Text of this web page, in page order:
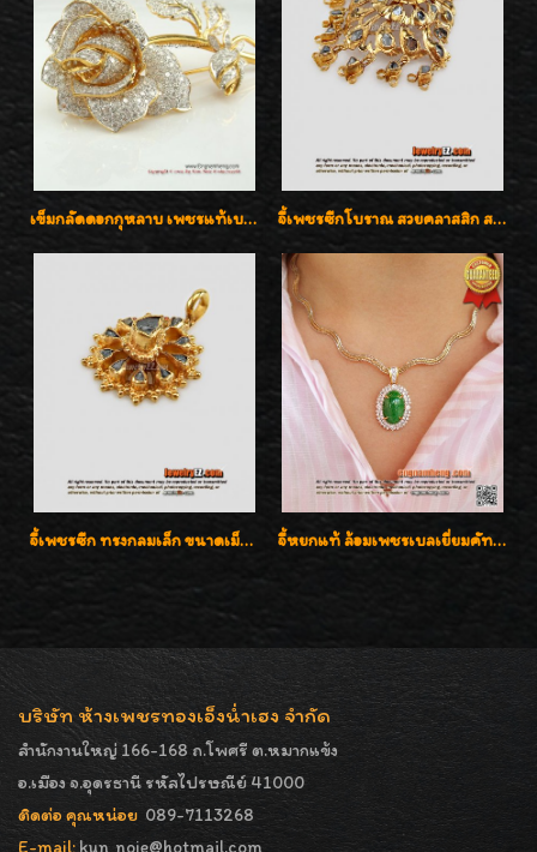
เข็มกลัดดอกกุหลาบ เพชรแท้เบลเยี่ยมคัต งานปราณีตค่ะ จี้เพชรซีกโบราณ สวยคลาสสิก สภาพสมบูรณ์สุดๆค่ะ
จี้เพชรซีก ทรงกลมเล็ก ขนาดเม็ดกระดุม สวยๆ จี้หยกแท้ ล้อมเพชรเบลเยี่ยมคัท ราคาพิเศษไม่แพงค่ะ
บริษัท ห้างเพชรทองเอ็งน่ำเฮง จำกัด
สำนักงานใหญ่ 166-168 ถ.โพศรี ต.หมากแข้ง
อ.เมือง จ.อุดรธานี รหัสไปรษณีย์ 41000
ติดต่อ คุณหน่อย 089-7113268
E-mail: kun_noie@hotmail.com